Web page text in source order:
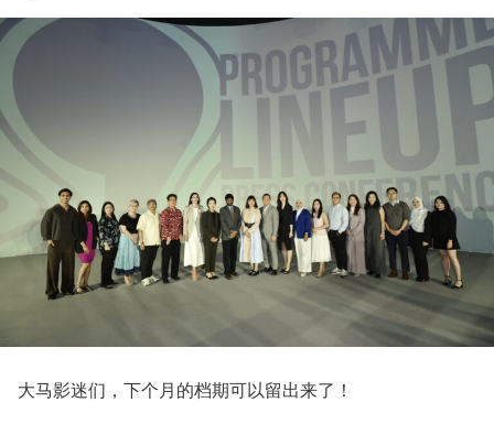
大马影迷们，下个月的档期可以留出来了！